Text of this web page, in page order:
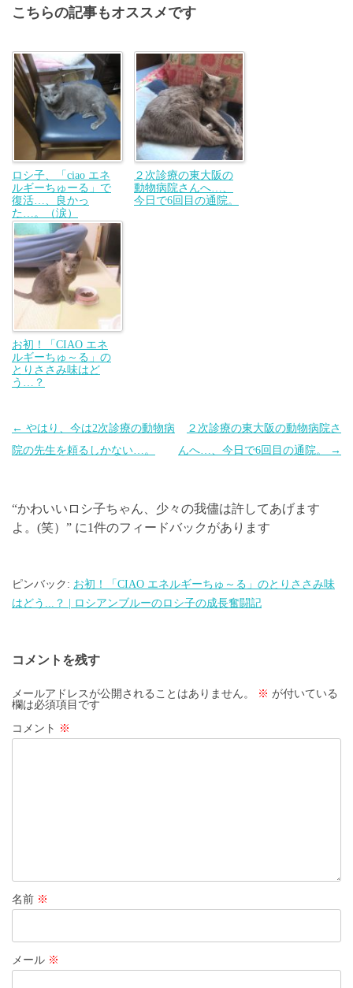
こちらの記事もオススメです
ロシ子、「ciao エネ
ルギーちゅーる」で
復活…、良かっ
た…。（涙）
２次診療の東大阪の
動物病院さんへ…、
今日で6回目の通院。
お初！「CIAO エネ
ルギーちゅ～る」の
とりささみ味はど
う…？
投
稿
ゲ
ョ
ン
← やはり、今は2次診療の動物病
院の先生を頼るしかない…。
２次診療の東大阪の動物病院さ
んへ…、今日で6回目の通院。
→
“かわいいロシ子ちゃん、少々の我儘は許してあげます
よ。(笑） ” に1件のフィードバックがあります
ピンバック: お初！「CIAO エネルギーちゅ～る」のとりささみ味
はどう...？ | ロシアンブルーのロシ子の成長奮闘記
コメントを残す
メールアドレスが公開されることはありません。 ※ が付いている
欄は必須項目です
コメント ※
名前 ※
メール ※